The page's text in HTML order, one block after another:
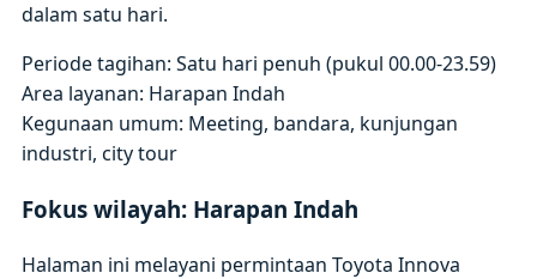
dalam satu hari.
Periode tagihan: Satu hari penuh (pukul 00.00-23.59)
Area layanan: Harapan Indah
Kegunaan umum: Meeting, bandara, kunjungan
industri, city tour
Fokus wilayah: Harapan Indah
Halaman ini melayani permintaan Toyota Innova